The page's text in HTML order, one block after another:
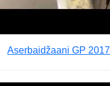
Aserbaidžaani GP